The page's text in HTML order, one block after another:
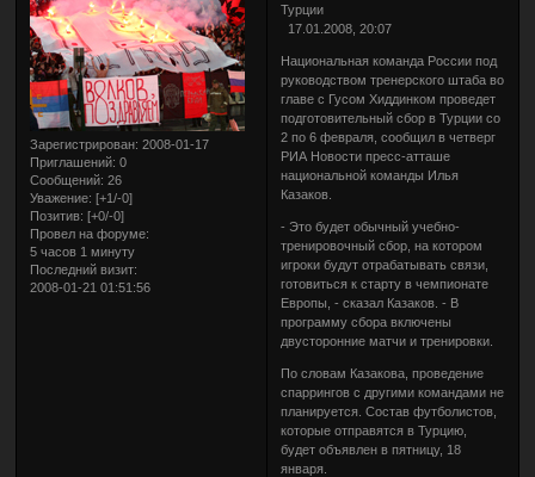
Зарегистрирован: 2008-01-17
Приглашений: 0
Сообщений: 26
Уважение: [+1/-0]
Позитив: [+0/-0]
Провел на форуме:
5 часов 1 минуту
Последний визит:
2008-01-21 01:51:56
Турции
17.01.2008, 20:07
Национальная команда России под
руководством тренерского штаба во
главе с Гусом Хиддинком проведет
подготовительный сбор в Турции со
2 по 6 февраля, сообщил в четверг
РИА Новости пресс-атташе
национальной команды Илья
Казаков.
- Это будет обычный учебно-
тренировочный сбор, на котором
игроки будут отрабатывать связи,
готовиться к старту в чемпионате
Европы, - сказал Казаков. - В
программу сбора включены
двусторонние матчи и тренировки.
По словам Казакова, проведение
спаррингов с другими командами не
планируется. Состав футболистов,
которые отправятся в Турцию,
будет объявлен в пятницу, 18
января.